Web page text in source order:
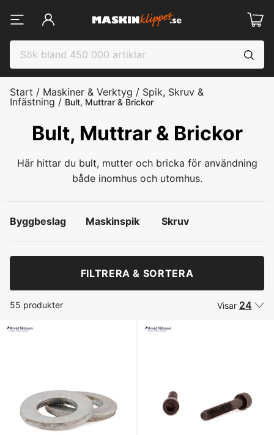
Start / Maskiner & Verktyg / Spik, Skruv &
Infästning / Bult, Muttrar & Brickor
Bult, Muttrar & Brickor
Här hittar du bult, mutter och bricka för användning
både inomhus och utomhus.
Byggbeslag Maskinspik Skruv
FILTRERA & SORTERA
55 produkter Visar 24